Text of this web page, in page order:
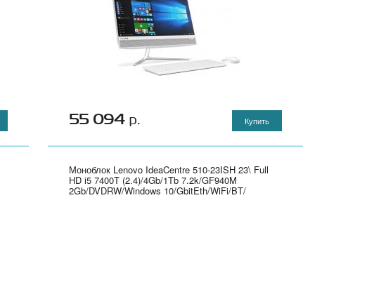
55 094р. Купить
Моноблок Lenovo IdeaCentre 510-23ISH 23\ Full
HD i5 7400T (2.4)/4Gb/1Tb 7.2k/GF940M
2Gb/DVDRW/Windows 10/GbitEth/WiFi/BT/